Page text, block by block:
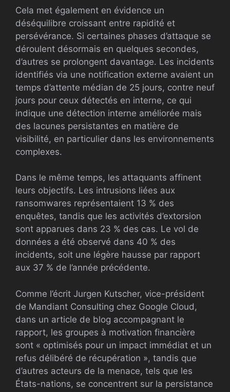
Cela met également en évidence un
déséquilibre croissant entre rapidité et
persévérance. Si certaines phases d’attaque se
déroulent désormais en quelques secondes,
d’autres se prolongent davantage. Les incidents
identifiés via une notification externe avaient un
temps d’attente médian de 25 jours, contre neuf
jours pour ceux détectés en interne, ce qui
indique une détection interne améliorée mais
des lacunes persistantes en matière de
visibilité, en particulier dans les environnements
complexes.
Dans le même temps, les attaquants affinent
leurs objectifs. Les intrusions liées aux
ransomwares représentaient 13 % des
enquêtes, tandis que les activités d’extorsion
sont apparues dans 23 % des cas. Le vol de
données a été observé dans 40 % des
incidents, soit une légère hausse par rapport
aux 37 % de l’année précédente.
Comme l’écrit Jurgen Kutscher, vice-président
de Mandiant Consulting chez Google Cloud,
dans un article de blog accompagnant le
rapport, les groupes à motivation financière
sont « optimisés pour un impact immédiat et un
refus délibéré de récupération », tandis que
d’autres acteurs de la menace, tels que les
États-nations, se concentrent sur la persistance